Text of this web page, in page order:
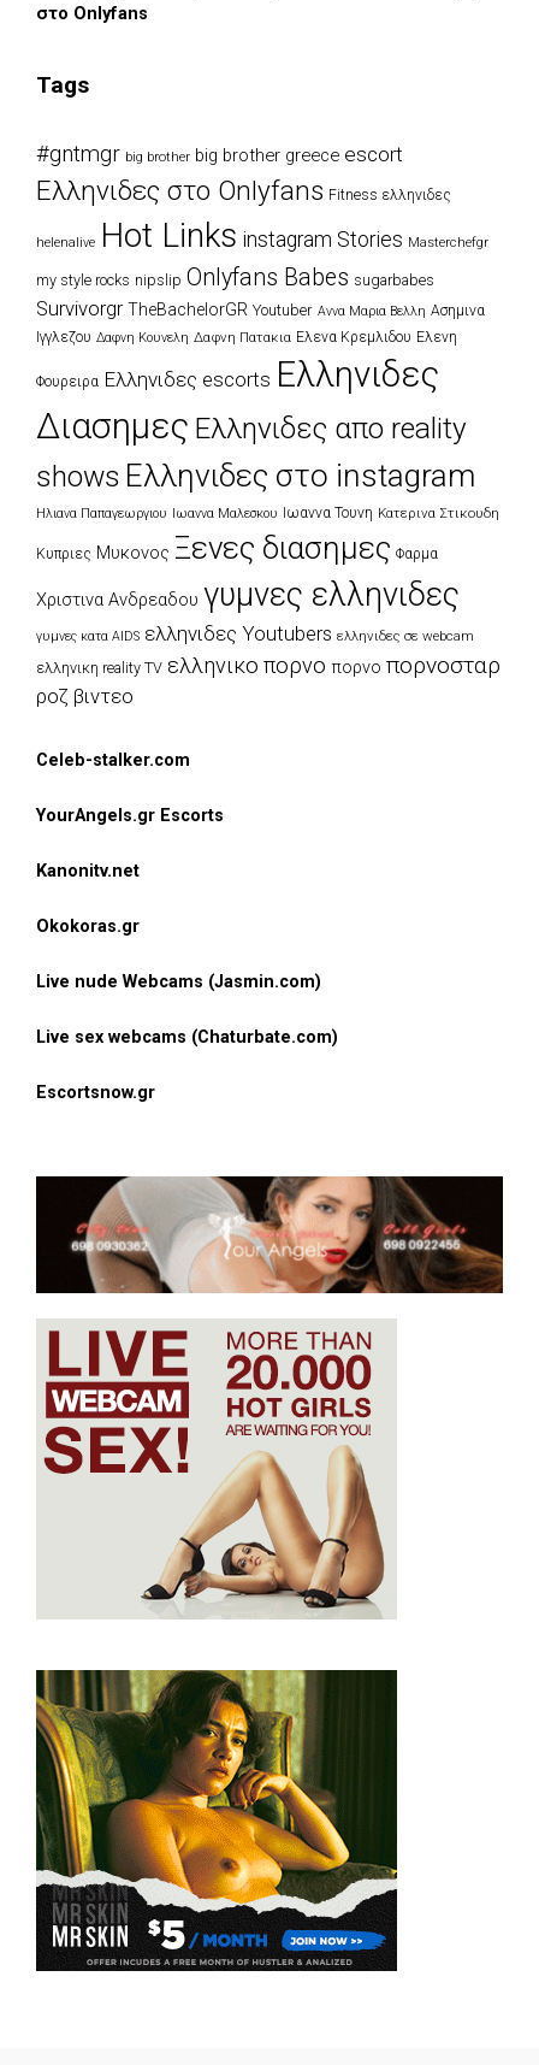
στο Onlyfans
Tags
#gntmgr big brother big brother greece escort
Eλληνιδες στο Onlyfans Fitness ελληνιδες
helenalive Hot Links instagram Stories Masterchefgr
my style rocks nipslip Onlyfans Babes sugarbabes
Survivorgr TheBachelorGR Youtuber Αννα Μαρια Βελλη Ασημινα
Ιγγλεζου Δαφνη Κουνελη Δαφνη Πατακια Ελενα Κρεμλιδου Ελενη
Φουρειρα Ελληνιδες escorts Ελληνιδες
Διασημες Ελληνιδες απο reality
shows Ελληνιδες στο instagram
Ηλιανα Παπαγεωργιου Ιωαννα Μαλεσκου Ιωαννα Τουνη Κατερινα Στικουδη
Κυπριες Μυκονος Ξενες διασημες Φαρμα
Χριστινα Ανδρεαδου γυμνες ελληνιδες
γυμνες κατα AIDS ελληνιδες Youtubers ελληνιδες σε webcam
ελληνικη reality TV ελληνικο πορνο πορνο πορνοσταρ
ροζ βιντεο
Celeb-stalker.com
YourAngels.gr Escorts
Kanonitv.net
Okokoras.gr
Live nude Webcams (Jasmin.com)
Live sex webcams (Chaturbate.com)
Escortsnow.gr